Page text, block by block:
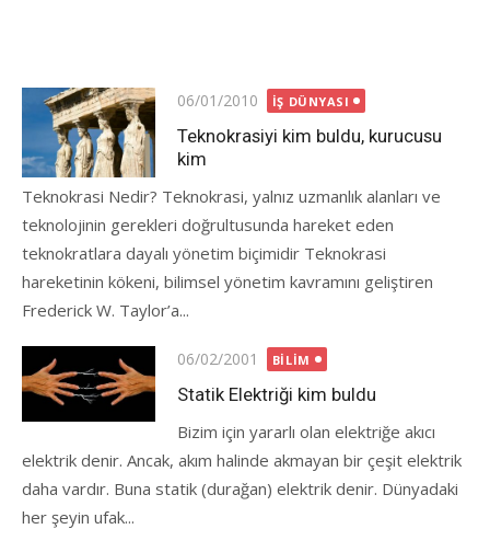
Posted
on
06/01/2010 İŞ DÜNYASI
Teknokrasiyi kim buldu, kurucusu
kim
Teknokrasi Nedir? Teknokrasi, yalnız uzmanlık alanları ve
teknolojinin gerekleri doğrultusunda hareket eden
teknokratlara dayalı yönetim biçimidir Teknokrasi
hareketinin kökeni, bilimsel yönetim kavramını geliştiren
Frederick W. Taylor’a...
Posted
on
06/02/2001 BILIM
Statik Elektriği kim buldu
Bizim için yararlı olan elektriğe akıcı
elektrik denir. Ancak, akım halinde akmayan bir çeşit elektrik
daha vardır. Buna statik (durağan) elektrik denir. Dünyadaki
her şeyin ufak...